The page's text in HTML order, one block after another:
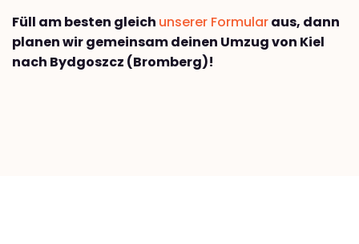
Füll am besten gleich unserer Formularaus, dann
planen wir gemeinsam deinen Umzug von Kiel
nach Bydgoszcz (Bromberg)!